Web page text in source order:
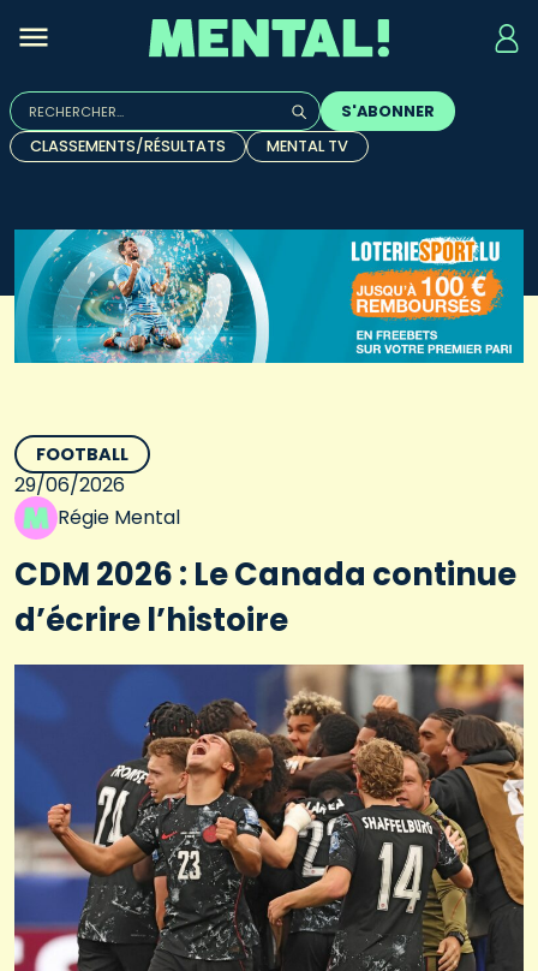
Rechercher :
Quand les résultats de l'auto-complétion sont
S'ABONNER
CLASSEMENTS/RÉSULTATS
MENTAL TV
FOOTBALL
29/06/2026
Régie Mental
CDM 2026 : Le Canada continue
d’écrire l’histoire